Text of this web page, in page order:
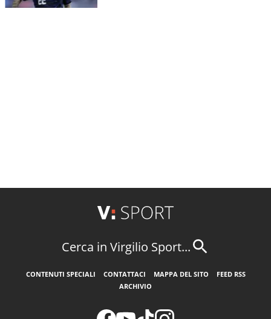
Cerca in Virgilio Sport...
CONTENUTI SPECIALI CONTATTACI MAPPA DEL SITO
FEED RSS
ARCHIVIO